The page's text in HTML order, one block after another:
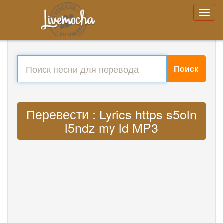
Поиск
Перевести : Lyrics https s5oln
l5ndz my ld MP3